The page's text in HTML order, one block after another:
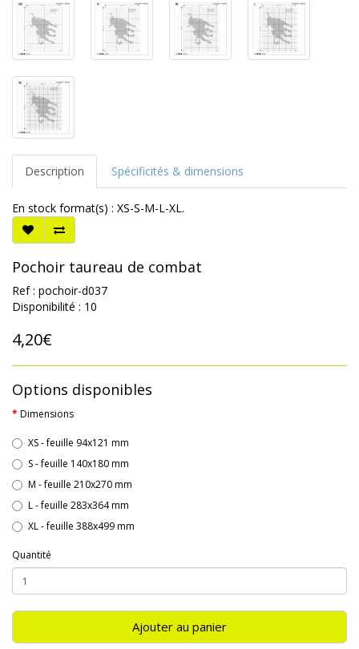
Description Spécificités & dimensions
En stock format(s) : XS-S-M-L-XL.
Pochoir taureau de combat
Ref : pochoir-d037
Disponibilité : 10
4,20€
Options disponibles
Dimensions
XS - feuille 94x121 mm
S - feuille 140x180 mm
M - feuille 210x270 mm
L - feuille 283x364 mm
XL - feuille 388x499 mm
Quantité
Ajouter au panier